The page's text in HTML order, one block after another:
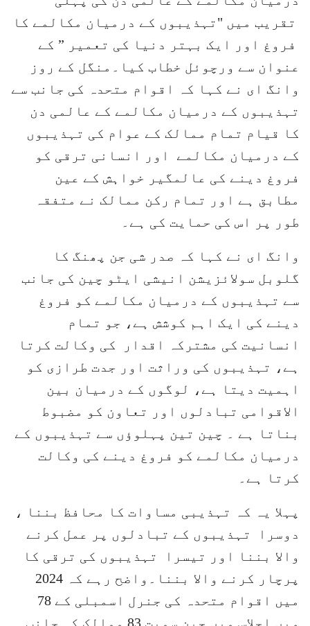
تقریب میں "تہذیبوں کے درمیان مکالمے کا
فروغ اور ایک بہتر دنیا کی تعمیر ” کے
عنوان سے ورچوئل خطاب کیا۔منگل کے روز
وانگ ای نے کہا کہ اقوام متحدہ کی جانب سے
تہذیبوں کے درمیان مکالمے کے عالمی دن
کا قیام تمام ممالک کے عوام کی تہذیبوں
کے درمیان مکالمے اور انسانی ترقی کو
فروغ دینے کی عالمگیر خواہش کے عین
مطابق ہے اور تمام رکن ممالک نے متفقہ
طور پر اس کی حمایت کی ہے۔
وانگ ای نے کہا کہ صدر شی جن پھنگ کا
گلوبل سولائزیشن انیشی ایٹو چین کی جانب
سے تہذیبوں کے درمیان مکالمے کو فروغ
دینے کی ایک اہم کوشش ہے، جو تمام
انسانیت کی مشترکہ اقدار کی وکالت کرتا
ہے، تہذیبوں کی وراثت اور جدت طرازی کو
اہمیت دیتا ہے، لوگوں کے درمیان بین
الاقوامی تبادلوں اور تعاون کو مضبوط
بناتا ہے ۔ چین تین پہلوؤں سے تہذیبوں کے
درمیان مکالمے کو فروغ دینے کی وکالت
کرتا ہے۔
پہلا یہ کہ تہذیبی مساوات کا محافظ بننا ،
دوسرا تہذیبوں کے تبادلوں پر عمل کرنے
والا بننا اور تیسرا تہذیبوں کی ترقی کا
پرچار کرنے والا بننا۔واضح رہے کہ 2024
میں اقوام متحدہ کی جنرل اسمبلی کے 78
ویں اجلاس میں چین سمیت 83 ممالک کی جانب